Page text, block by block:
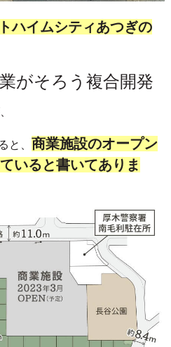
ハイムシティあつぎの
がそろう複合開発
と、 商業施設のオープン
いると書いてありま